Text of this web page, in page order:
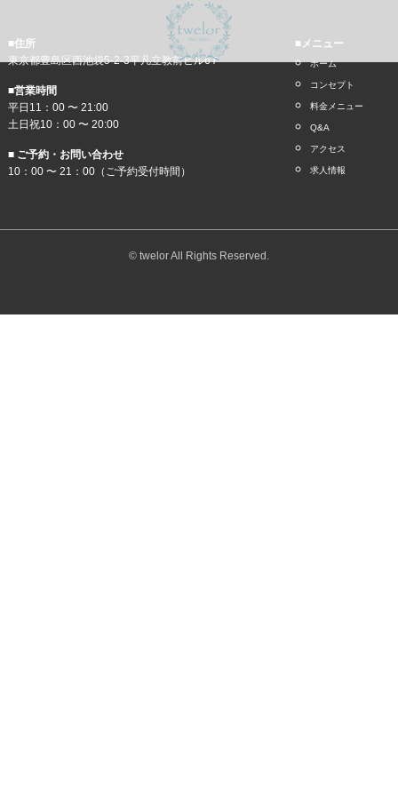
■住所
東京都豊島区西池袋5-2-3平凡立教前ビル6Ｆ
■営業時間
平日11：00 〜 21:00
土日祝10：00 〜 20:00
■ ご予約・お問い合わせ
10：00 〜 21：00（ご予約受付時間）
■メニュー
ホーム
コンセプト
料金メニュー
Q&A
アクセス
求人情報
© twelor All Rights Reserved.